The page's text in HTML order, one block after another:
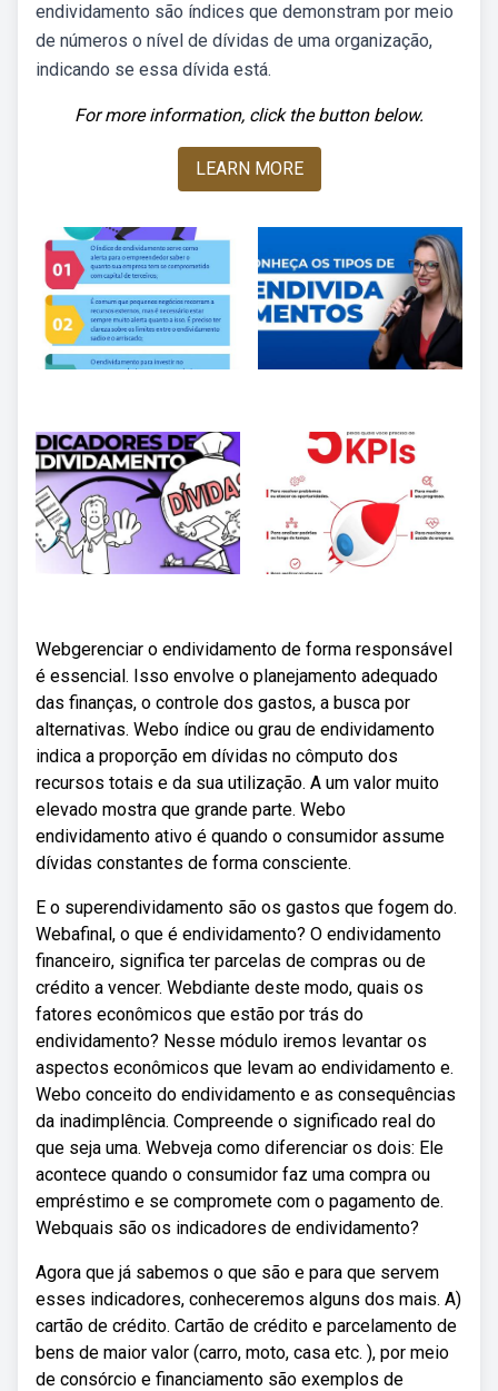
endividamento são índices que demonstram por meio
de números o nível de dívidas de uma organização,
indicando se essa dívida está.
For more information, click the button below.
LEARN MORE
Webgerenciar o endividamento de forma responsável
é essencial. Isso envolve o planejamento adequado
das finanças, o controle dos gastos, a busca por
alternativas. Webo índice ou grau de endividamento
indica a proporção em dívidas no cômputo dos
recursos totais e da sua utilização. A um valor muito
elevado mostra que grande parte. Webo
endividamento ativo é quando o consumidor assume
dívidas constantes de forma consciente.
E o superendividamento são os gastos que fogem do.
Webafinal, o que é endividamento? O endividamento
financeiro, significa ter parcelas de compras ou de
crédito a vencer. Webdiante deste modo, quais os
fatores econômicos que estão por trás do
endividamento? Nesse módulo iremos levantar os
aspectos econômicos que levam ao endividamento e.
Webo conceito do endividamento e as consequências
da inadimplência. Compreende o significado real do
que seja uma. Webveja como diferenciar os dois: Ele
acontece quando o consumidor faz uma compra ou
empréstimo e se compromete com o pagamento de.
Webquais são os indicadores de endividamento?
Agora que já sabemos o que são e para que servem
esses indicadores, conheceremos alguns dos mais. A)
cartão de crédito. Cartão de crédito e parcelamento de
bens de maior valor (carro, moto, casa etc. ), por meio
de consórcio e financiamento são exemplos de